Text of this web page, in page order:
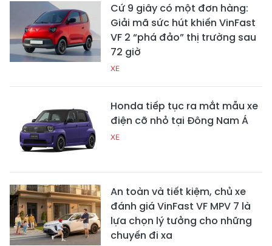
Cứ 9 giây có một đơn hàng:
Giải mã sức hút khiến VinFast
VF 2 “phá đảo” thị trường sau
72 giờ
XE
Honda tiếp tục ra mắt mẫu xe
điện cỡ nhỏ tại Đông Nam Á
XE
An toàn và tiết kiệm, chủ xe
đánh giá VinFast VF MPV 7 là
lựa chọn lý tưởng cho những
chuyến đi xa